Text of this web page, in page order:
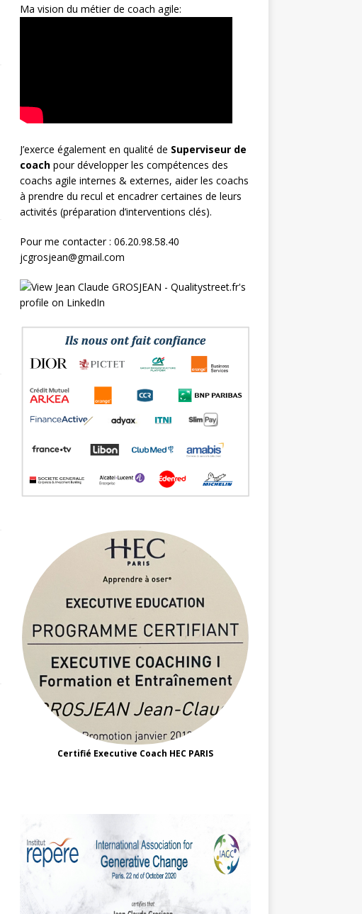
Ma vision du métier de coach agile:
J’exerce également en qualité de Superviseur de
coachpour développer les compétences des
coachs agile internes & externes, aider les coachs
à prendre du recul et encadrer certaines de leurs
activités (préparation d’interventions clés).
Pour me contacter : 06.20.98.58.40
jcgrosjean@gmail.com
Certifié Executive Coach HEC PARIS